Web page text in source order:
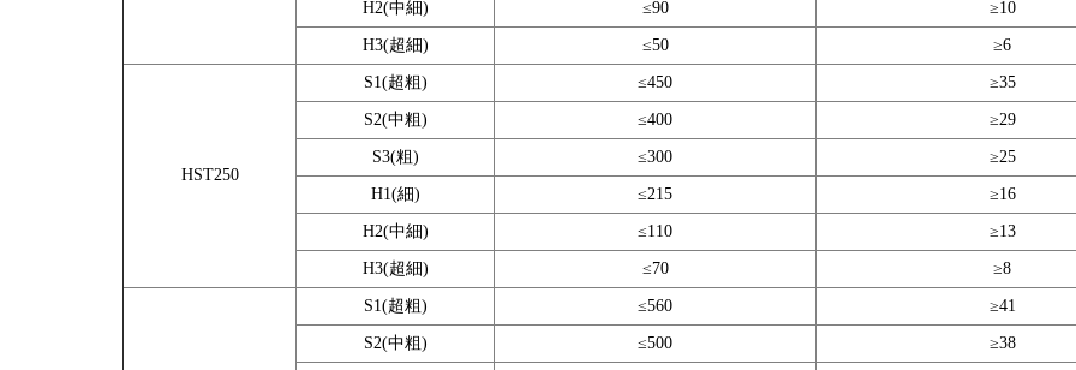
H2(中細) ≤90 ≥10
H3(超細) ≤50 ≥6
HST250
S1(超粗) ≤450 ≥35
S2(中粗) ≤400 ≥29
S3(粗) ≤300 ≥25
H1(細) ≤215 ≥16
H2(中細) ≤110 ≥13
H3(超細) ≤70 ≥8
S1(超粗) ≤560 ≥41
S2(中粗) ≤500 ≥38